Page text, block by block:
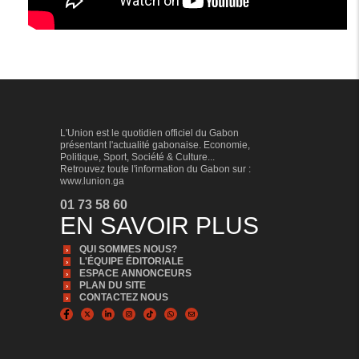
L'Union est le quotidien officiel du Gabon
présentant l'actualité gabonaise. Economie,
Politique, Sport, Société & Culture...
Retrouvez toute l'information du Gabon sur :
www.lunion.ga
01 73 58 60
EN SAVOIR PLUS
QUI SOMMES NOUS?
L'ÉQUIPE ÉDITORIALE
ESPACE ANNONCEURS
PLAN DU SITE
CONTACTEZ NOUS